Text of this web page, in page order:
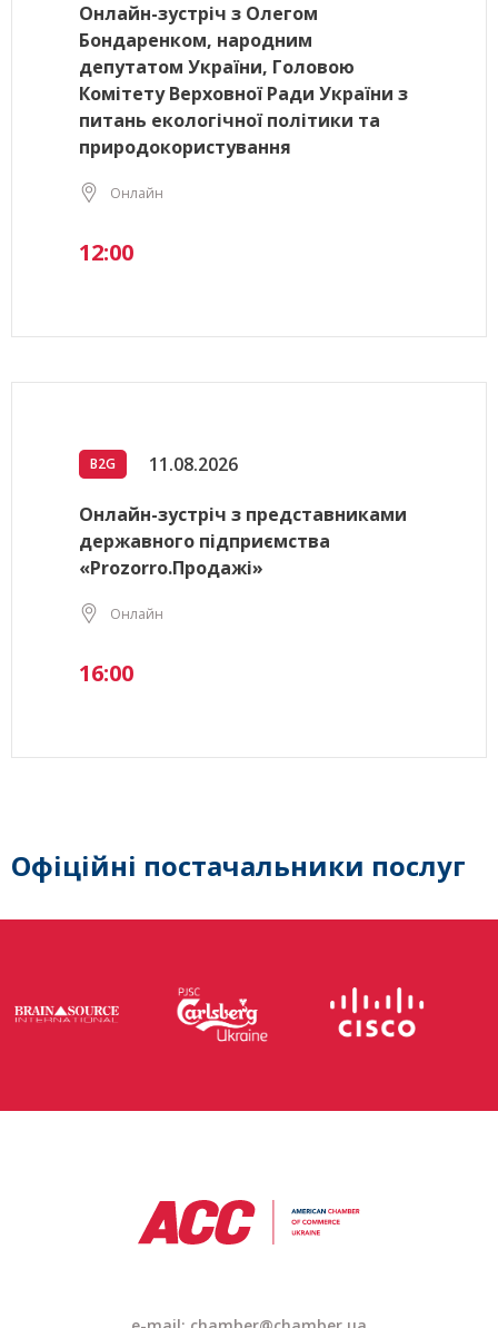
Онлайн-зустріч з Олегом
Бондаренком, народним
депутатом України, Головою
Комітету Верховної Ради України з
питань екологічної політики та
природокористування
Онлайн
12:00
B2G 11.08.2026
Онлайн-зустріч з представниками
державного підприємства
«Prozorro.Продажі»
Онлайн
16:00
Офіційні постачальники послуг